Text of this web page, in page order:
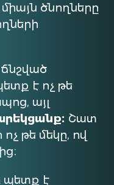
ծնողները
ճնշված
է ոչ թե
այլ
Շատ
թե մեկը, ով
պետք է